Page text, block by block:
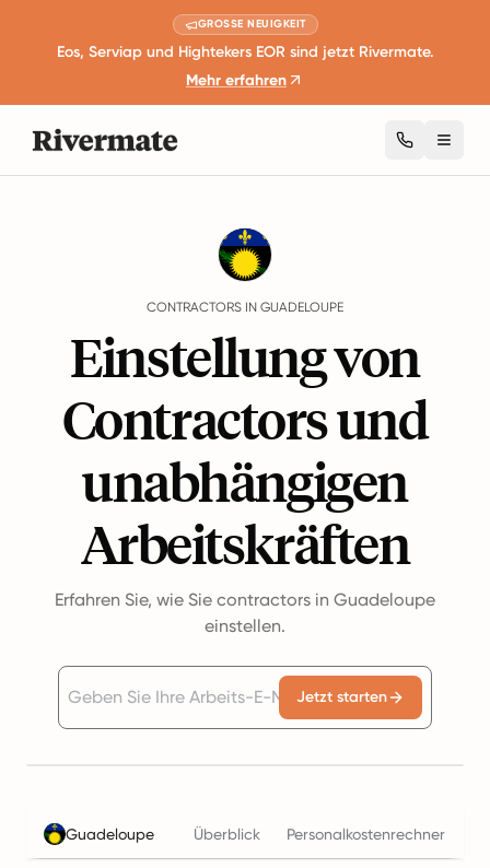
GROSSE NEUIGKEIT
Eos, Serviap und Hightekers EOR sind jetzt Rivermate.
Mehr erfahren
CONTRACTORS IN GUADELOUPE
Einstellung von
Contractors und
unabhängigen
Arbeitskräften
Erfahren Sie, wie Sie contractors in Guadeloupe
einstellen.
Jetzt starten
Guadeloupe Überblick Personalkostenrechner